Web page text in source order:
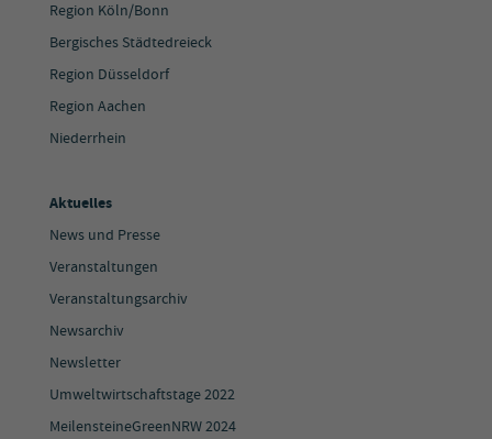
Region Köln/Bonn
Bergisches Städtedreieck
Region Düsseldorf
Region Aachen
Niederrhein
Aktuelles
News und Presse
Veranstaltungen
Veranstaltungsarchiv
Newsarchiv
Newsletter
Umweltwirtschaftstage 2022
MeilensteineGreenNRW 2024